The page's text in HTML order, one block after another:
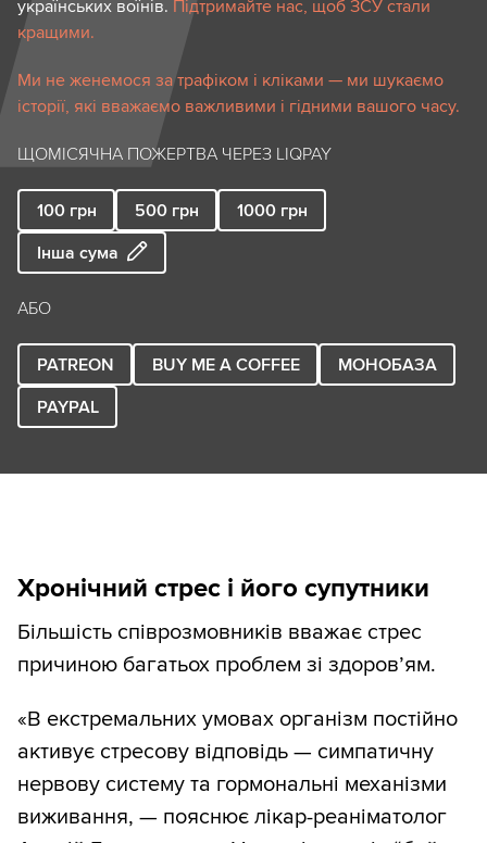
українських воїнів. Підтримайте нас, щоб ЗСУ стали
кращими.
Ми не женемося за трафіком і кліками — ми шукаємо
історії, які вважаємо важливими і гідними вашого часу.
ЩОМІСЯЧНА ПОЖЕРТВА ЧЕРЕЗ LIQPAY
100 грн 500 грн 1000 грн
Інша сума
АБО
PATREON BUY ME A COFFEE
МОНОБАЗА
PAYPAL
Хронічний стрес і його супутники
Більшість співрозмовників вважає стрес
причиною багатьох проблем зі здоров’ям.
«В екстремальних умовах організм постійно
активує стресову відповідь — симпатичну
нервову систему та гормональні механізми
виживання, — пояснює лікар-реаніматолог